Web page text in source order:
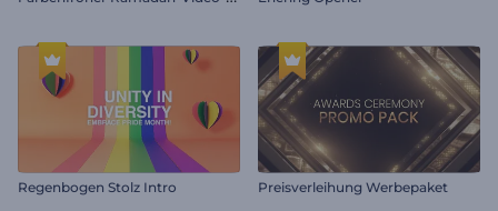
Regenbogen Stolz Intro Preisverleihung Werbepaket